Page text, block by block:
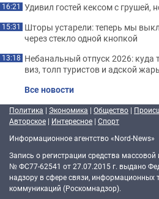
16:21 Удивил гостей кексом с грушей,
15:31 Шторы устарели: теперь мы
через стекло одной кнопкой
13:18 Небанальный отпуск 2026: куда
виз, толп туристов и адской
Все новости
Политика | Экономика | Общество |
Авторское | Интересное | Спорт
Информационное агентство «Nord-News»
Запись о регистрации средства
№ ФС77-62541 от 27.07.2015 г. выдано
надзору в сфере связи, информационных
коммуникаций (Роскомнадзор).